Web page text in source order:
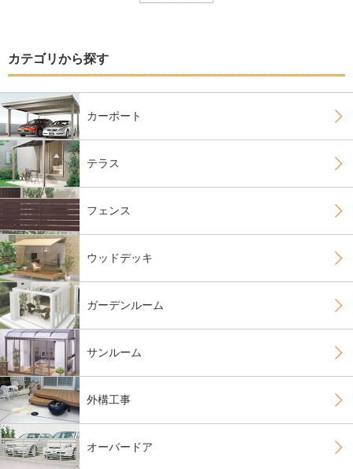
カテゴリから探す
カーポート
テラス
フェンス
ウッドデッキ
ガーデンルーム
サンルーム
外構工事
オーバードア